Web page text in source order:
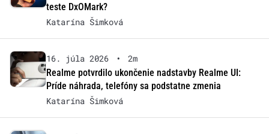
teste DxOMark?
Katarína Šimková
16. júla 2026 •
2m
Realme potvrdilo ukončenie nadstavby Realme UI:
Príde náhrada, telefóny sa podstatne zmenia
Katarína Šimková